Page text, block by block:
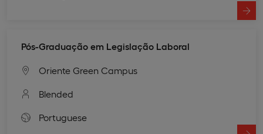
Pós-Graduação em Legislação Laboral
Oriente Green Campus
Blended
Portuguese